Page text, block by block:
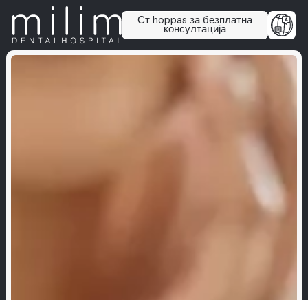
Ст hoppas за безплатна
консултација